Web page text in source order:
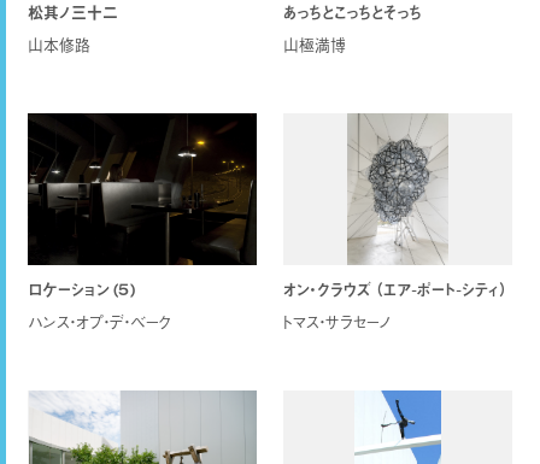
松其ノ三十二
山本修路
あっちとこっちとそっち
山極満博
ロケーション (５)
ハンス・オプ・デ・ベーク
オン・クラウズ （エア-ポート-シティ）
トマス・サラセーノ